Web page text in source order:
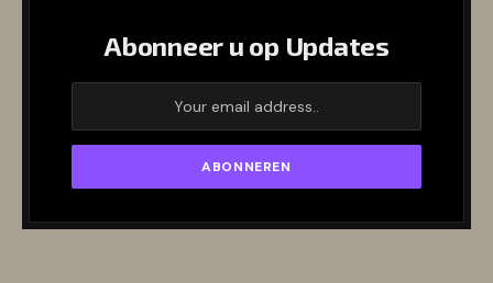
Abonneer u op Updates